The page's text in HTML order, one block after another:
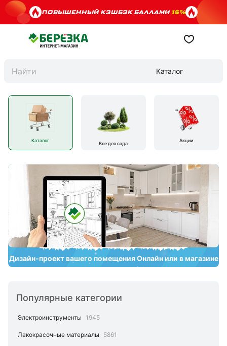
ПОВЫШЕННЫЙ КЭШБЭК БАЛЛАМИ15%
Каталог
Каталог
Все для сада
Акции
Дизайн‑проект вашего помещения Онлайн или в магазине
Популярные категории
Электроинструменты 1945
Лакокрасочные материалы 5861